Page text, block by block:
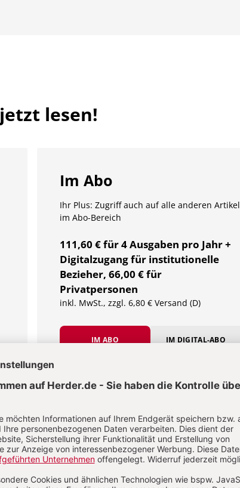
lesen!
Im Abo
Ihr Plus: Zugriff auch auf alle anderen Artikel
im Abo-Bereich
111,60 € für 4 Ausgaben pro Jahr +
Digitalzugang für institutionelle
Bezieher, 66,00 € für
Privatpersonen
inkl. MwSt., zzgl. 6,80 € Versand (D)
IM ABO IM DIGITAL-ABO
Abo testen